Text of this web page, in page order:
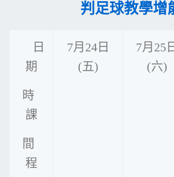
判足球教學增
日
期
時
課
間
程
7月24日
(五)
7月25
(六)